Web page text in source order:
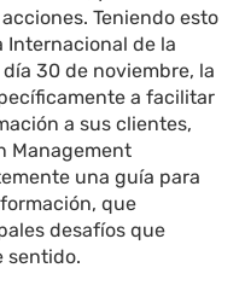
Teniendo esto
Internacional de la
30 de noviembre, la
a facilitar
a sus clientes,
Management
una guía para
que
desafíos que
sentido.